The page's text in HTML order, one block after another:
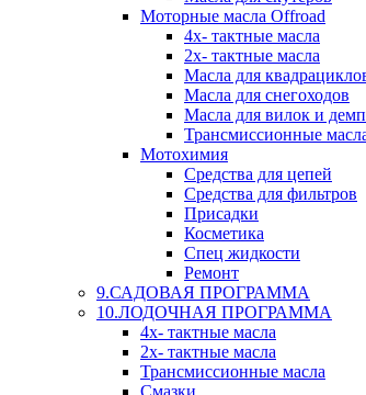
Моторные масла Offroad
4х- тактные масла
2х- тактные масла
Масла для
Масла для снегоходов
Масла для вилок и
Трансмиссионные
Мотохимия
Средства для цепей
Средства для фильтров
Присадки
Косметика
Спец жидкости
Ремонт
9.САДОВАЯ ПРОГРАММА
10.ЛОДОЧНАЯ ПРОГРАММА
4х- тактные масла
2х- тактные масла
Трансмиссионные масла
Смазки